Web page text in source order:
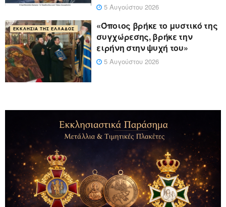
5 Αυγούστου 2026
ΕΚΚΛΗΣΊΑ ΤΗΣ ΕΛΛΆΔΟΣ
«Όποιος βρήκε το μυστικό της
συγχώρεσης, βρήκε την
ειρήνη στην ψυχή του»
5 Αυγούστου 2026